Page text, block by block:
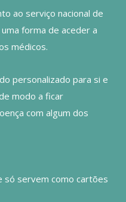
ao serviço nacional de
forma de aceder a
médicos.
personalizado para si e
modo a ficar
com algum dos
só servem como cartões